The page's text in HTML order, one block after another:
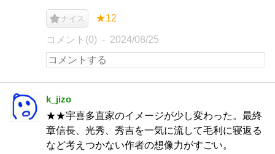
ナイス ★12
コメント(0) 2024/08/25
k_jizo
★★宇喜多直家のイメージが少し変わった。最終
章信長、光秀、秀吉を一気に流して毛利に寝返る
など考えつかない作者の想像力がすごい。